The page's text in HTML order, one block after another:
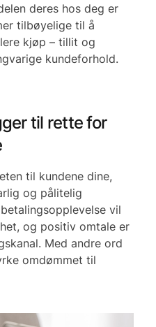
deres hos deg er
tilbøyelige til å
kjøp – tillit og
kundeforhold.
til rette for
til kundene dine,
og pålitelig
vil
og positiv omtale er
Med andre ord
omdømmet til